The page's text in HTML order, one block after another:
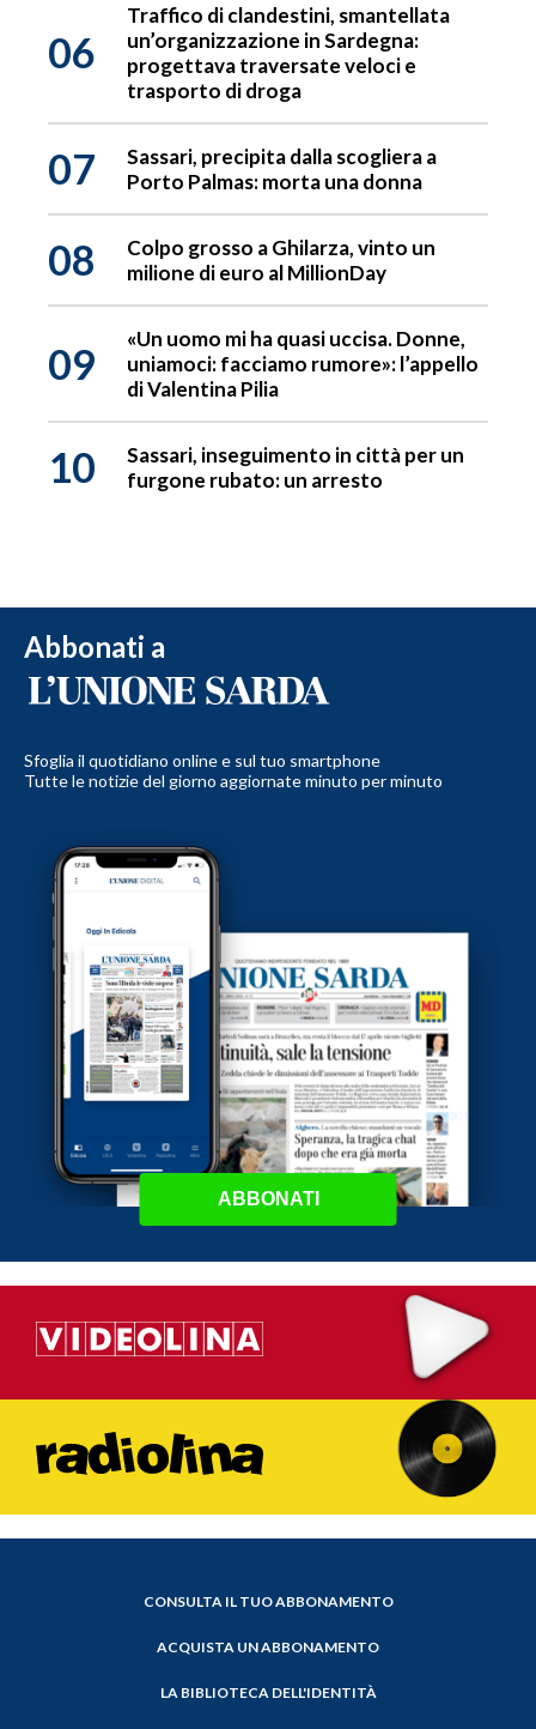
06
Traffico di clandestini, smantellata
un’organizzazione in Sardegna:
progettava traversate veloci e
trasporto di droga
07
Sassari, precipita dalla scogliera a
Porto Palmas: morta una donna
08
Colpo grosso a Ghilarza, vinto un
milione di euro al MillionDay
09
«Un uomo mi ha quasi uccisa. Donne,
uniamoci: facciamo rumore»: l’appello
di Valentina Pilia
10
Sassari, inseguimento in città per un
furgone rubato: un arresto
Abbonati a
Sfoglia il quotidiano online e sul tuo smartphone
Tutte le notizie del giorno aggiornate minuto per minuto
ABBONATI
CONSULTA IL TUO ABBONAMENTO
ACQUISTA UN ABBONAMENTO
LA BIBLIOTECA DELL'IDENTITÀ